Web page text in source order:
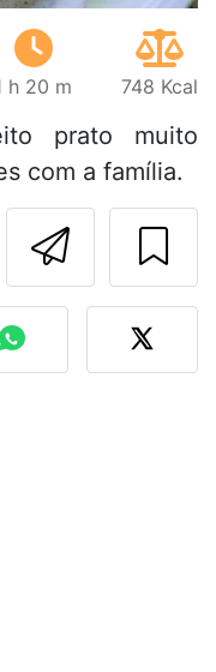
h 20 m 748 Kcal
prato muito
com a família.
o autor